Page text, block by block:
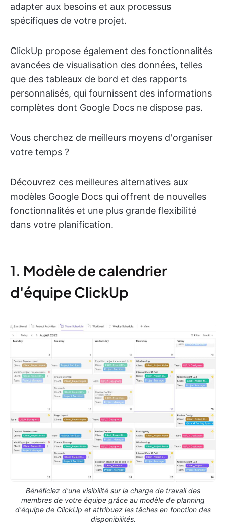
adapter aux besoins et aux processus
spécifiques de votre projet.
ClickUp propose également des fonctionnalités
avancées de visualisation des données, telles
que des tableaux de bord et des rapports
personnalisés, qui fournissent des informations
complètes dont Google Docs ne dispose pas.
Vous cherchez de meilleurs moyens d'organiser
votre temps ?
Découvrez ces meilleures alternatives aux
modèles Google Docs qui offrent de nouvelles
fonctionnalités et une plus grande flexibilité
dans votre planification.
1. Modèle de calendrier
d'équipe ClickUp
Bénéficiez d'une visibilité sur la charge de travail des
membres de votre équipe grâce au modèle de planning
d'équipe de ClickUp et attribuez les tâches en fonction des
disponibilités.